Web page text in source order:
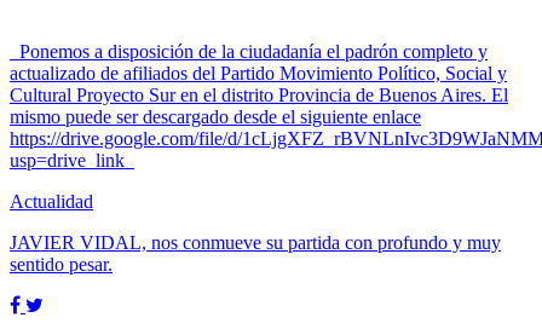
Ponemos a disposición de la ciudadanía el padrón completo y
actualizado de afiliados del Partido Movimiento Político, Social y
Cultural Proyecto Sur en el distrito Provincia de Buenos Aires. El
mismo puede ser descargado desde el siguiente enlace
https://drive.google.com/file/d/
usp=drive_link
Actualidad
JAVIER VIDAL, nos conmueve su partida con profundo y muy
sentido pesar.